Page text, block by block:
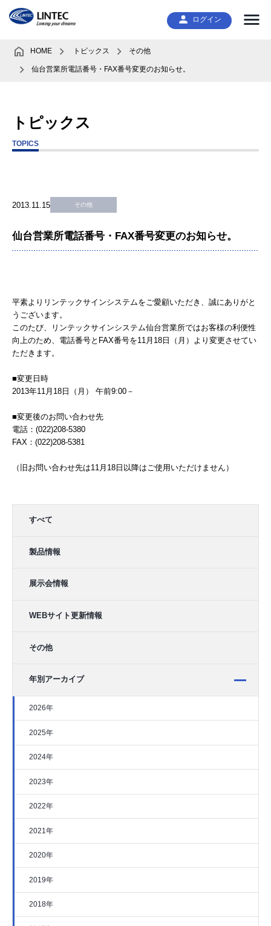
ログイン
HOME トピックス その他
仙台営業所電話番号・FAX番号変更のお知らせ。
トピックス
TOPICS
2013.11.15 その他
仙台営業所電話番号・FAX番号変更のお知らせ。
平素よりリンテックサインシステムをご愛顧いただき、誠にありがと
うございます。
このたび、リンテックサインシステム仙台営業所ではお客様の利便性
向上のため、電話番号とFAX番号を11月18日（月）より変更させてい
ただきます。
■変更日時
2013年11月18日（月） 午前9:00－
■変更後のお問い合わせ先
電話：(022)208-5380
FAX：(022)208-5381
（旧お問い合わせ先は11月18日以降はご使用いただけません）
すべて
製品情報
展示会情報
WEBサイト更新情報
その他
年別アーカイブ
2026年
2025年
2024年
2023年
2022年
2021年
2020年
2019年
2018年